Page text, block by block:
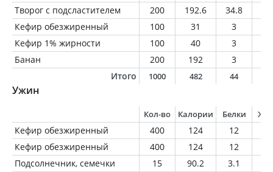
Творог с подсластителем
200 192.6 34.8
Кефир обезжиренный
100 31 3
Кефир 1% жирности
100 40 3
Банан
200 192 3
Итого
1000 482 44
Ужин
Кол-во Калории Белки
Кефир обезжиренный 400 124 12
Кефир обезжиренный
400 124 12
Подсолнечник, семечки
15 90.2 3.1